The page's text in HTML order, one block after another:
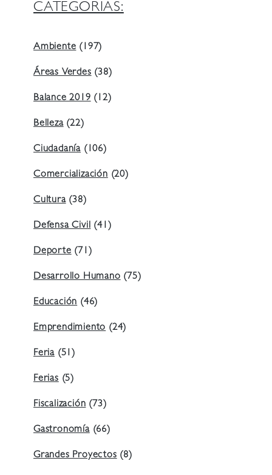
CATEGORIAS:
Ambiente (197)
Áreas Verdes (38)
Balance 2019 (12)
Belleza(22)
Ciudadanía (106)
Comercialización (20)
Cultura(38)
Defensa Civil (41)
Deporte (71)
Desarrollo Humano (75)
Educación (46)
Emprendimiento (24)
Feria (51)
Ferias (5)
Fiscalización (73)
Gastronomía(66)
Grandes Proyectos (8)